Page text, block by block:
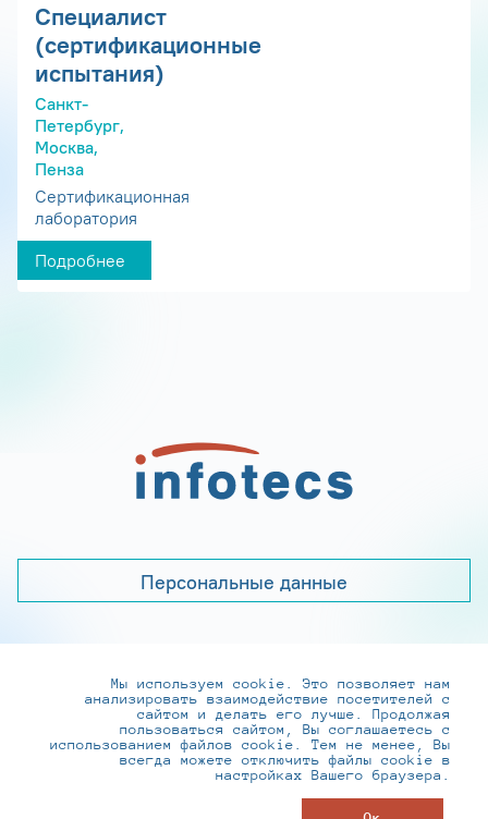
Специалист
(сертификационные
испытания)
Санкт-
Петербург,
Москва,
Пенза
Сертификационная
лаборатория
Подробнее
Персональные данные
+7 (495) 737-6192, 8-800-250-0-260
practice@infotecs.ru,hr@infotecs.ru
127273, г. Москва, Отрадная ул., 2Б строение 1
Мы используем cookie. Это позволяет нам
анализировать взаимодействие посетителей с
сайтом и делать его лучше. Продолжая
пользоваться сайтом, Вы соглашаетесь с
использованием файлов cookie. Тем не менее, Вы
всегда можете отключить файлы cookie в
настройках Вашего браузера.